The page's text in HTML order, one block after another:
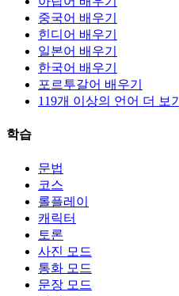
중국어 배우기
힌디어 배우기
일본어 배우기
한국어 배우기
포르투갈어 배우기
119개 이상의 언어 더 보기
학습
문법
코스
롤플레이
캐릭터
토론
사진 모드
통화 모드
문장 모드